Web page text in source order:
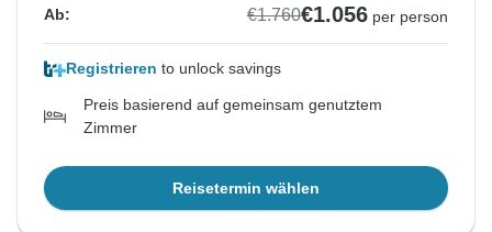
Ab: €1.760€1.056 per person
Registrieren to unlock savings
Preis basierend auf gemeinsam genutztem
Zimmer
Reisetermin wählen